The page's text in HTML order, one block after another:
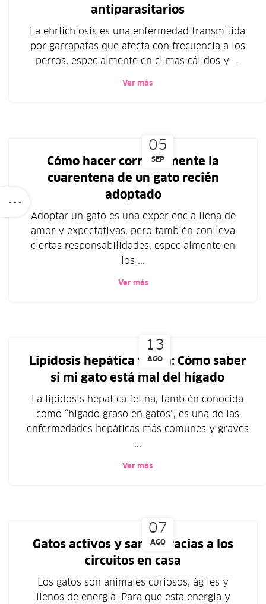
antiparasitarios
La ehrlichiosis es una enfermedad transmitida
por garrapatas que afecta con frecuencia a los
perros, especialmente en climas cálidos y ...
Ver más
05
SEP
Cómo hacer correctamente la
cuarentena de un gato recién
adoptado
Adoptar un gato es una experiencia llena de
amor y expectativas, pero también conlleva
ciertas responsabilidades, especialmente en
los ...
Ver más
13
AGO
Lipidosis hepática felina: Cómo saber
si mi gato está mal del hígado
La lipidosis hepática felina, también conocida
como “hígado graso en gatos”, es una de las
enfermedades hepáticas más comunes y graves
Ver más
07
AGO
Gatos activos y sanos gracias a los
circuitos en casa
Los gatos son animales curiosos, ágiles y
llenos de energía. Para que esta energía y